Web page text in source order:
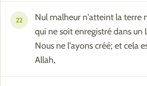
22
Nul malheur n'atteint la terre
qui ne soit enregistré dans un
Nous ne l'ayons créé; et cela
Allah,